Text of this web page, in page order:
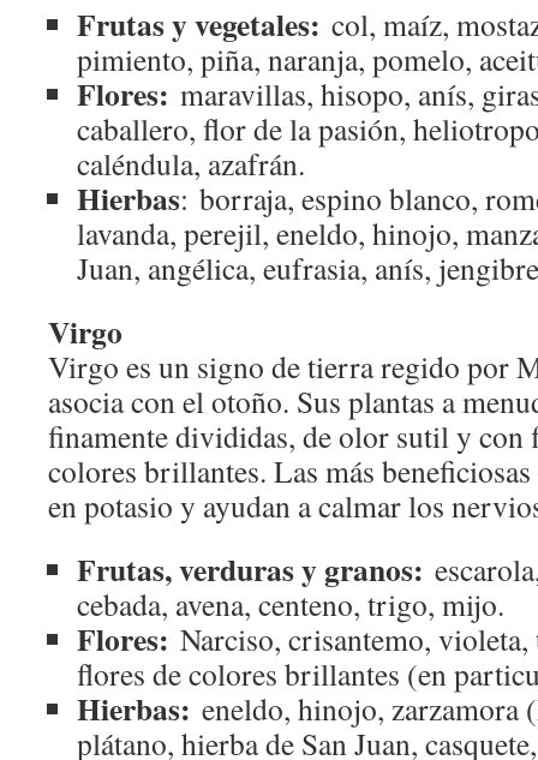
Frutas y vegetales: col, maíz,
pimiento, piña, naranja, pomelo,
Flores: maravillas, hisopo, anís,
caballero, flor de la pasión,
caléndula, azafrán.
Hierbas: borraja, espino blanco,
lavanda, perejil, eneldo, hinojo,
Juan, angélica, eufrasia, anís,
Virgo
Virgo es un signo de tierra regido por
asocia con el otoño. Sus plantas a
finamente divididas, de olor sutil y con
colores brillantes. Las más
en potasio y ayudan a calmar los
Frutas, verduras y granos:
cebada, avena, centeno, trigo, mijo.
Flores: Narciso, crisantemo, violeta,
flores de colores brillantes (en
Hierbas: eneldo, hinojo, zarzamora
plátano, hierba de San Juan,